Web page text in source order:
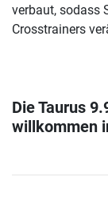
verbaut, sodass
Crosstrainers
Die Taurus
willkommen